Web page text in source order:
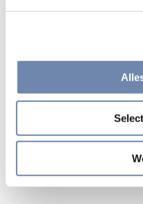
nederig dienstwerk, in
Wie onder u de eerste wil
was als een krachtig
moeilijke tijden in
een groot hart voor de
als aartsbisschop van